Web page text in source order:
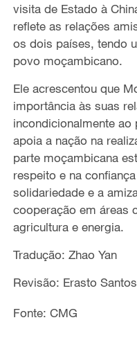
visita de Estado à
reflete as relações
os dois países, tendo
povo moçambicano.
Ele acrescentou que
importância às suas
incondicionalmente
apoia a nação na
parte moçambicana
respeito e na
solidariedade e a
cooperação em áreas
agricultura e energia.
Tradução: Zhao Yan
Revisão: Erasto
Fonte: CMG